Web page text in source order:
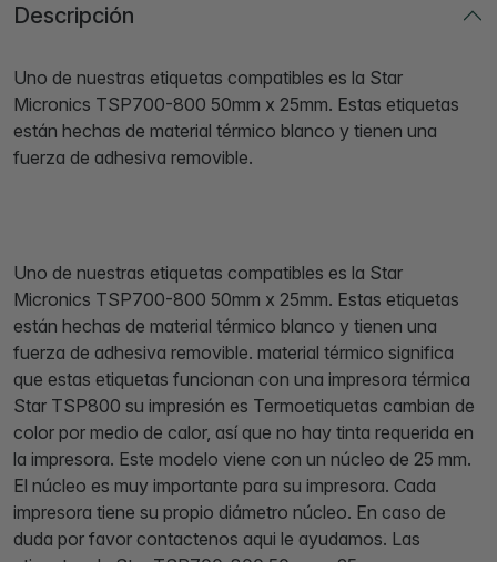
Descripción
Uno de nuestras etiquetas compatibles es la Star
Micronics TSP700-800 50mm x 25mm. Estas etiquetas
están hechas de material térmico blanco y tienen una
fuerza de adhesiva removible.
Uno de nuestras etiquetas compatibles es la Star
Micronics TSP700-800 50mm x 25mm. Estas etiquetas
están hechas de material térmico blanco y tienen una
fuerza de adhesiva removible. material térmico significa
que estas etiquetas funcionan con una impresora térmica
Star TSP800 su impresión es Termoetiquetas cambian de
color por medio de calor, así que no hay tinta requerida en
la impresora. Este modelo viene con un núcleo de 25 mm.
El núcleo es muy importante para su impresora. Cada
impresora tiene su propio diámetro núcleo. En caso de
duda por favor contactenos aqui le ayudamos. Las